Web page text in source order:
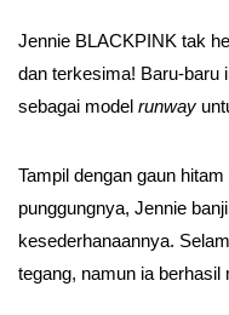
Jennie BLACKPINK tak
dan terkesima! Baru-baru
sebagai model runway
Tampil dengan gaun
punggungnya, Jennie
kesederhanaannya.
tegang, namun ia berhasil